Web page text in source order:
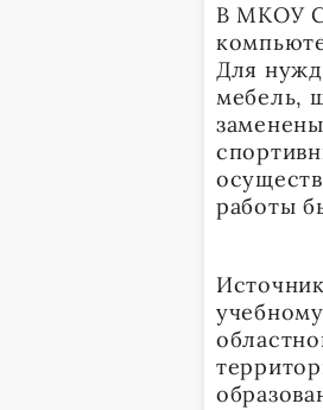
В МКОУ
Для
мебель,
работы